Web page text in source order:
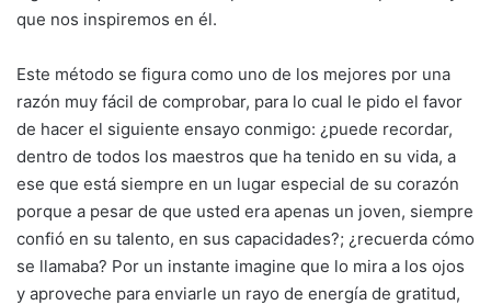
que nos inspiremos en él.
Este método se figura como uno de los mejores por una
razón muy fácil de comprobar, para lo cual le pido el favor
de hacer el siguiente ensayo conmigo: ¿puede recordar,
dentro de todos los maestros que ha tenido en su vida, a
ese que está siempre en un lugar especial de su corazón
porque a pesar de que usted era apenas un joven, siempre
confió en su talento, en sus capacidades?; ¿recuerda cómo
se llamaba? Por un instante imagine que lo mira a los ojos
y aproveche para enviarle un rayo de energía de gratitud,